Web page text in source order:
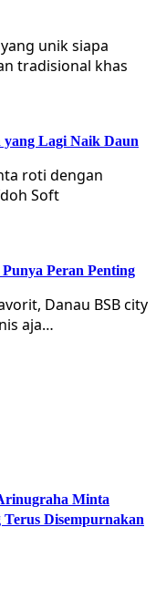
unik siapa
tradisional khas
yang Lagi Naik Daun
roti dengan
Soft
Peran Penting
Danau BSB city
aja…
Minta
Disempurnakan